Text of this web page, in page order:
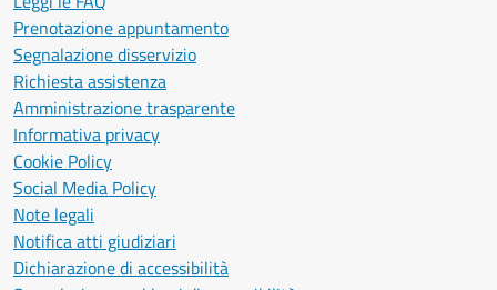
Prenotazione appuntamento
Segnalazione disservizio
Richiesta assistenza
Amministrazione trasparente
Informativa privacy
Cookie Policy
Social Media Policy
Note legali
Notifica atti giudiziari
Dichiarazione di accessibilità